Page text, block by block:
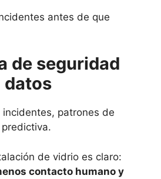
antes de que
de seguridad
datos
patrones de
de vidrio es claro:
contacto humano y